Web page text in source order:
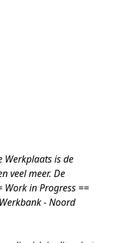
Werkplaats is de
veel meer. De
in Progress ==
- Noord